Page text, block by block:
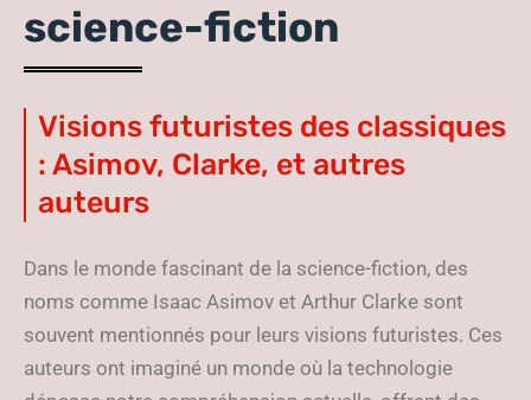
science-fiction
Visions futuristes des classiques
: Asimov, Clarke, et autres
auteurs
Dans le monde fascinant de la science-fiction, des
noms comme Isaac Asimov et Arthur Clarke sont
souvent mentionnés pour leurs visions futuristes. Ces
auteurs ont imaginé un monde où la technologie